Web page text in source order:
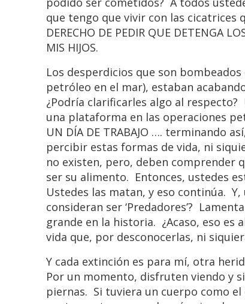
que tengo que vivir con las cicatrices
DERECHO DE PEDIR QUE DETENGA
MIS HIJOS.
Los desperdicios que son
petróleo en el mar), estaban
¿Podría clarificarles algo al
una plataforma en las operaciones
UN DÍA DE TRABAJO …. terminando
percibir estas formas de vida, ni
no existen, pero, deben comprender
ser su alimento. Entonces, ustedes
Ustedes las matan, y eso continúa.
consideran ser ‘Predadores’?
grande en la historia. ¿Acaso, eso es
vida que, por desconocerlas, ni
Y cada extinción es para mí, otra
Por un momento, disfruten viendo y
piernas. Si tuviera un cuerpo como